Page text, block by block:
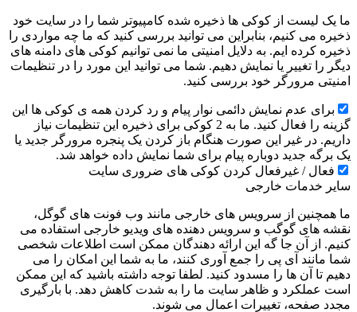
ما یک لیست از کوکی ها ذخیره شده کامپیوتر شما را در سایت خود
ذخیره می کنیم، بنابراین می توانید بررسی کنید که ما چه مواردی را
ذخیره کرده ایم. به دلایل امنیتی ما نمی توانیم کوکی های دامنه های
دیگر را تغییر یا نمایش دهیم. شما می توانید این مورد را در تنظیمات
امنیتی مرورگر خود بررسی کنید.
برای عدم نمایش دائمی نوار پیام و رد کردن همه ی کوکی ها این
گزینه را فعال کنید. ما به 2 کوکی برای ذخیره این تنظیمات نیاز
داریم. در غیر این صورت هنگام باز کردن یک پنجره مرورگر جدید یا
یک برگه جدید دوباره پیام برای شما نمایش داده خواهد شد.
فعال / غیرفعال کردن کوکی های ضروری سایت
سایر خدمات خارجی
ما همچنین از سرویس های خارجی مانند وب فونت های گوگل،
نقشه های گوگب و سرویس دهنده های ویدیو خارجی استفاده می
کنیم. از آن جا گه این ارائه دهندگان ممکن است اطلاعات شخصی
شما مانند آی پی را جمع آوری کنند، ما به شما این امکان را می
دهیم تا آن ها را مسدود کنید. لطفا توجه داشته باشید که این ممکن
است عملکرد و ظاهر سایت ما را به شدت کاهش دهد. با بارگیری
مجدد صفحه، تغییرات اعمال می شوند.